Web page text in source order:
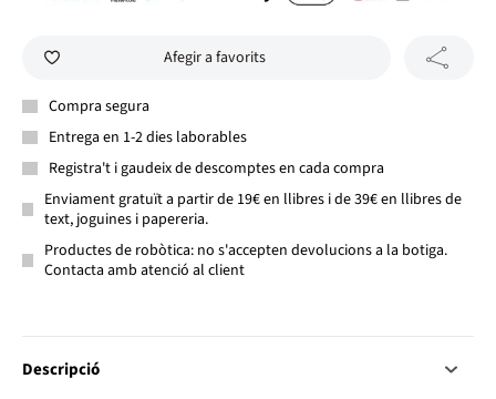
Afegir a favorits
Compra segura
Entrega en 1-2 dies laborables
Registra't i gaudeix de descomptes en cada compra
Enviament gratuït a partir de 19€ en llibres i de 39€ en llibres de
text, joguines i papereria.
Productes de robòtica: no s'accepten devolucions a la botiga.
Contacta amb atenció al client
Descripció